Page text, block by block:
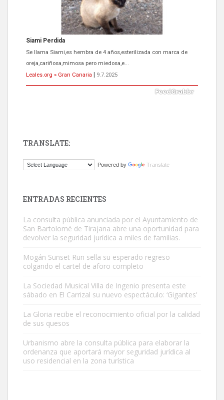
Siami Perdida
Se llama Siami,es hembra de 4 años,esterilizada con marca de
oreja,cariñosa,mimosa pero miedosa,e...
Leales.org » Gran Canaria
9.7.2025
El ayuntamiento se va a llevar a Los Gatos callejeros de la zona los
Gato manso encontrado
Este gato macho ha aparecido en la calle hace menos de un mes,
es muy manso y extremadamente cari...
TRANSLATE:
Powered by Translate
ENTRADAS RECIENTES
La consulta pública anunciada por el Ayuntamiento de
San Bartolomé de Tirajana abre una oportunidad para
devolver la seguridad jurídica a miles de familias.
Mogán Sunset Run sella su esperado regreso
colgando el cartel de aforo completo
La Sociedad Musical Villa de Ingenio presenta este
sábado en El Carrizal su nuevo espectáculo: ‘Gigantes’
La Gloria recibe el reconocimiento oficial por la calidad
de sus quesos
Urbanismo abre la consulta pública para elaborar la
ordenanza que aportará mayor seguridad jurídica al
uso residencial en la zona turística